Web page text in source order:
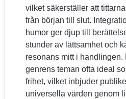
vilket säkerställer att
från början till slut.
humor ger djup till
stunder av lättsamhet och
resonans mitt i handlingen.
genrens teman ofta ideal
frihet, vilket inbjuder
universella värden genom